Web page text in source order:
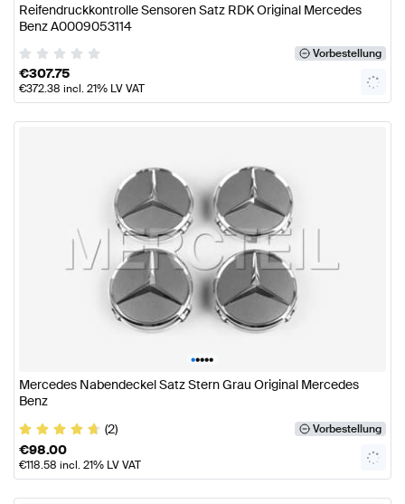
Reifendruckkontrolle Sensoren Satz RDK Original Mercedes
Benz A0009053114
Vorbestellung
€307.75
€372.38 incl. 21% LV VAT
•••••
Mercedes Nabendeckel Satz Stern Grau Original Mercedes
Benz
(2)
Vorbestellung
€98.00
€118.58 incl. 21% LV VAT